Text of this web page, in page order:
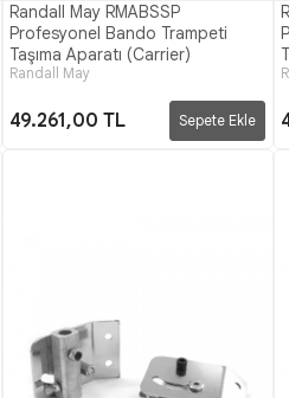
Randall May RMABSSP
Profesyonel Bando Trampeti
Taşıma Aparatı (Carrier)
Randall May
49.261,00 TL Sepete Ekle